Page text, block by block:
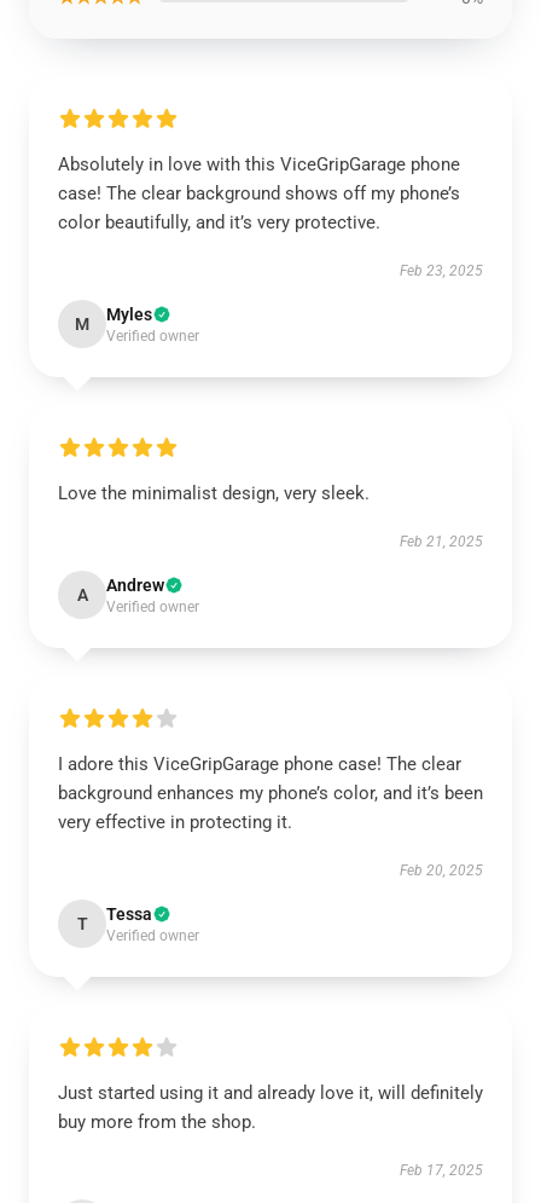
Absolutely in love with this ViceGripGarage phone
case! The clear background shows off my phone’s
color beautifully, and it’s very protective.
Feb 23, 2025
M Myles
Verified owner
Love the minimalist design, very sleek.
Feb 21, 2025
A Andrew
Verified owner
I adore this ViceGripGarage phone case! The clear
background enhances my phone’s color, and it’s been
very effective in protecting it.
Feb 20, 2025
T Tessa
Verified owner
Just started using it and already love it, will definitely
buy more from the shop.
Feb 17, 2025